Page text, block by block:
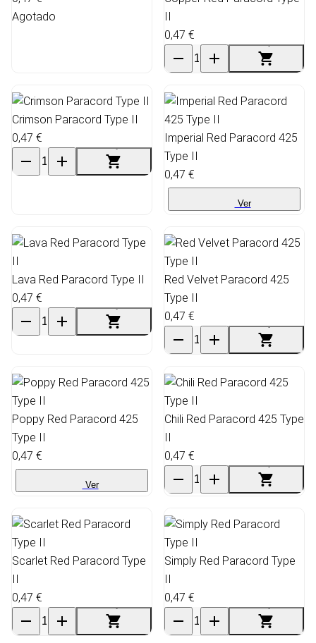
Agotado
II
0,47 €
Crimson Paracord Type II
0,47 €
Imperial Red Paracord 425
Type II
0,47 €
Ver
Lava Red Paracord Type II
0,47 €
Red Velvet Paracord 425
Type II
0,47 €
Poppy Red Paracord 425
Type II
0,47 €
Ver
Chili Red Paracord 425 Type
II
0,47 €
Scarlet Red Paracord Type
II
0,47 €
Simply Red Paracord Type
II
0,47 €